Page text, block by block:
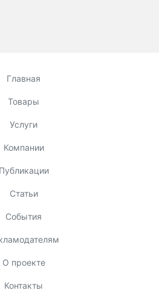
Главная
Товары
Услуги
Компании
Публикации
Статьи
События
О проекте
Контакты